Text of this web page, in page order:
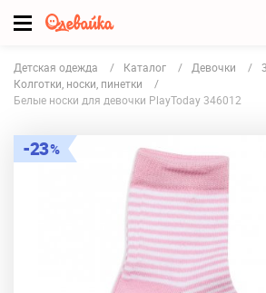
Детская одежда Каталог Девочки
Колготки, носки, пинетки
Белые носки для девочки PlayToday 346012
23